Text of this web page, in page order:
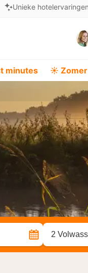
Unieke hotelervaringen
minutes ☀️ Zomer
2